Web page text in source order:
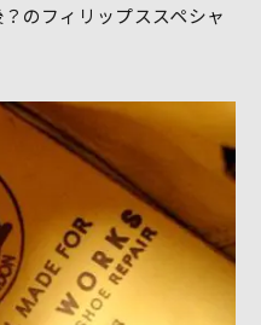
のフィリップススペシャ